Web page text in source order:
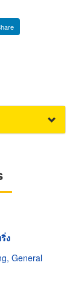
ง
General